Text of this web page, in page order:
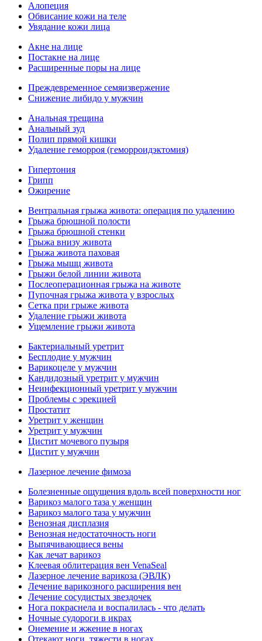
Алопеция
Обвисание кожи на теле
Увядание кожи лица
Акне на лице
Постакне на лице
Расширенные поры на лице
Преждевременное семяизвержение
Снижение либидо у мужчин
Анальная трещина
Анальный зуд
Полип прямой кишки
Удаление геморроя (геморроидэктомия)
Гипертония
Грипп
Ожирение
Вентральная грыжа живота: операция по удалению
Грыжа брюшной полости
Грыжа брюшной стенки
Грыжа внизу живота
Грыжа живота паховая
Грыжа мышц живота
Грыжи белой линии живота
Послеоперационная грыжа на животе
Пупочная грыжа живота у взрослых
Сетка при грыже живота
Удаление грыжи живота
Ущемление грыжи живота
Бактериальный уретрит
Бесплодие у мужчин
Варикоцеле у мужчин
Кандидозный уретрит у мужчин
Неинфекционный уретрит у мужчин
Проблемы с эрекцией
Простатит
Уретрит у женщин
Уретрит у мужчин
Цистит мочевого пузыря
Цистит у мужчин
Лазерное лечение фимоза
Болезненные ощущения вдоль всей поверхности ног
Варикоз малого таза у женщин
Варикоз малого таза у мужчин
Венозная дисплазия
Венозная недостаточность ноги
Выпячивающиеся вены
Как лечат варикоз
Клеевая облитерация вен VenaSeal
Лазерное лечение варикоза (ЭВЛК)
Лечение варикозного расширения вен
Лечение сосудистых звездочек
Нога покраснела и воспалилась - что делать
Ночные судороги в икрах
Онемение и жжение в ногах
Отекают ноги, тяжести в ногах